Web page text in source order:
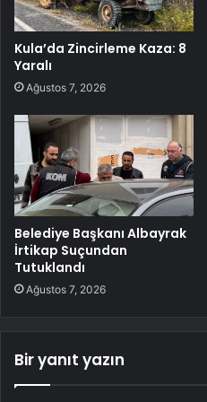
Kula’da Zincirleme Kaza: 8
Yaralı
Ağustos 7, 2026
Belediye Başkanı Albayrak
İrtikap Suçundan
Tutuklandı
Ağustos 7, 2026
Bir yanıt yazın